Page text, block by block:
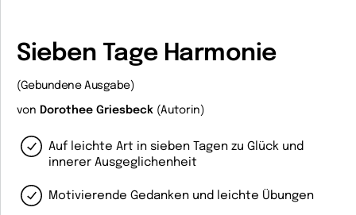
Sieben Tage Harmonie
(Gebundene Ausgabe)
von Dorothee Griesbeck (Autorin)
Auf leichte Art in sieben Tagen zu Glück und
innerer Ausgeglichenheit
Motivierende Gedanken und leichte Übungen